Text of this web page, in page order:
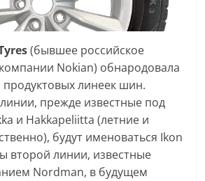
(бывшее российское
Nokian) обнародовала
линеек шин.
прежде известные под
и Hakkapeliitta (летние и
будут именоваться Ikon
второй линии, известные
Nordman, в будущем